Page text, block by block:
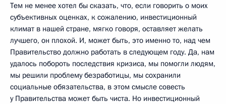
Тем не менее хотел бы сказать, что, если говорить о моих
субъективных оценках, к сожалению, инвестиционный
климат в нашей стране, мягко говоря, оставляет желать
лучшего, он плохой. И, может быть, это именно то, над чем
Правительство должно работать в следующем году. Да, нам
удалось побороть последствия кризиса, мы помогли людям,
мы решили проблему безработицы, мы сохранили
социальные обязательства, в этом смысле совесть
у Правительства может быть чиста. Но инвестиционный